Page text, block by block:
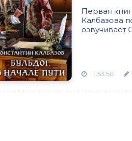
Первая
Калбазова
озвучивает
11:53:58